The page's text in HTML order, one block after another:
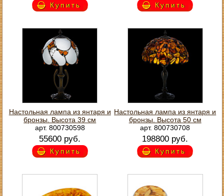
Купить Купить
Настольная лампа из янтаря и
бронзы. Высота 39 см
арт. 800730598
55600 руб.
Купить
Настольная лампа из янтаря и
бронзы. Высота 50 см
арт. 800730708
198800 руб.
Купить